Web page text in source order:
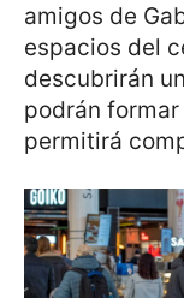
amigos de
espacios del
descubrirán
podrán
permitirá